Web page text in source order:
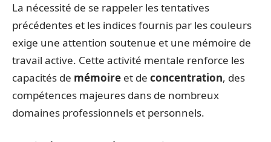
La nécessité de se rappeler les tentatives
précédentes et les indices fournis par les couleurs
exige une attention soutenue et une mémoire de
travail active. Cette activité mentale renforce les
capacités de mémoire et de concentration, des
compétences majeures dans de nombreux
domaines professionnels et personnels.